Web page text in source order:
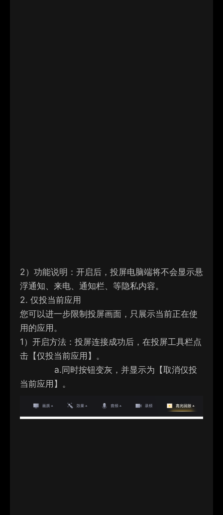
2） 功能说明：开启后，投屏电脑端将不会显示悬
浮通知、来电、通知栏、等隐私内容。
2. 仅投当前应用
您可以进一步限制投屏画面，只展示当前正在使
用的应用。
1） 开启方法：投屏连接成功后，在投屏工具栏点
击【仅投当前应用】。
a.同时按钮变灰，并显示为【取消仅投
当前应用】。